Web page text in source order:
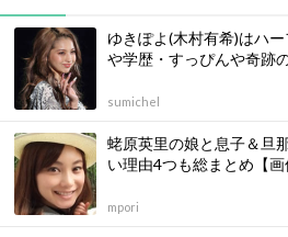
ゆきぽよ(木村有希)はハ
や学歴・すっぴんや奇跡
sumichel
蛯原英里の娘と息子＆旦
い理由4つも総まとめ【画
mpori